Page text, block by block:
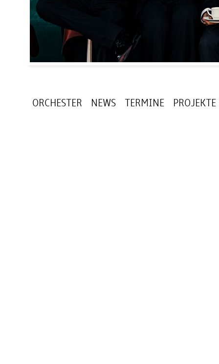
ORCHESTER NEWS TERMINE PROJEKTE